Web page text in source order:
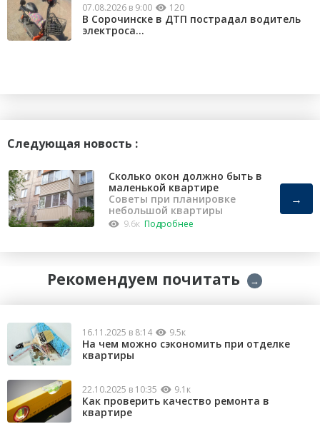
07.08.2026 в 9:00 120
В Сорочинске в ДТП пострадал водитель
электроса...
Следующая новость :
Сколько окон должно быть в
маленькой квартире
Советы при планировке
небольшой квартиры
9.6к Подробнее
→
Рекомендуем почитать →
16.11.2025 в 8:14 9.5к
На чем можно сэкономить при отделке
квартиры
22.10.2025 в 10:35 9.1к
Как проверить качество ремонта в
квартире